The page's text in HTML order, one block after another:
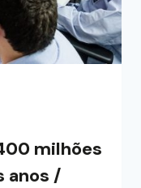
milhões
anos /